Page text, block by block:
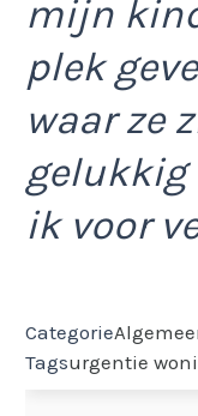
mijn
plek
waar ze
gelukkig
ik voor
Categorie
Tagsurgentie